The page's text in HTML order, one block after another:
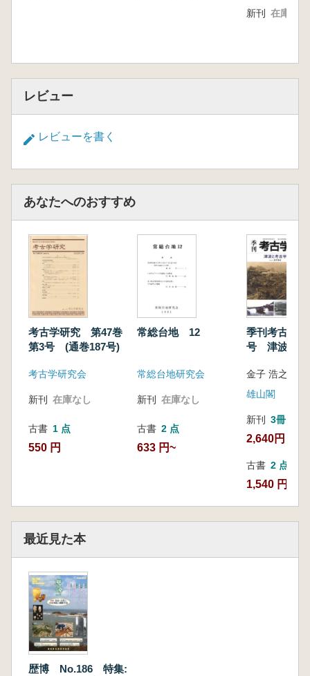
新刊 在庫なし
レビュー
レビューを書く
あなたへのおすすめ
考古学研究 第47巻
第3号 (通巻187号)
考古学研究会
新刊 在庫なし
古書 1 点
550 円
常総台地 12
常総台地研究会
新刊 在庫なし
古書 2 点
633 円~
季刊考古学
号 津波と考
金子 浩之 編集
雄山閣
新刊 3冊
2,640円
古書 2 点
1,540 円~
最近見た本
歴博 No.186 特集: